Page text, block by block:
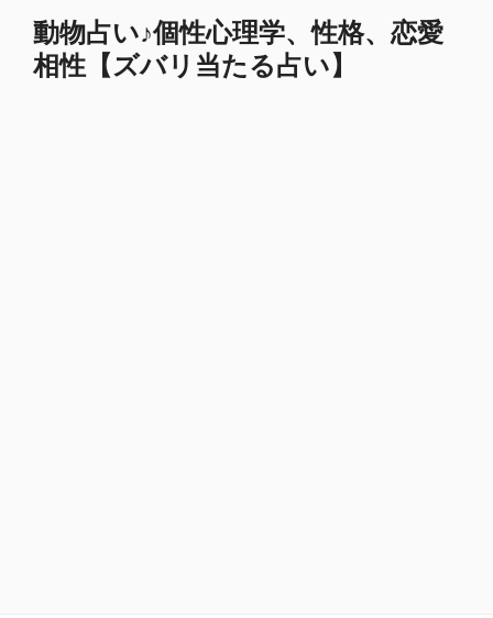
動物占い♪個性心理学、性格、恋愛
相性【ズバリ当たる占い】